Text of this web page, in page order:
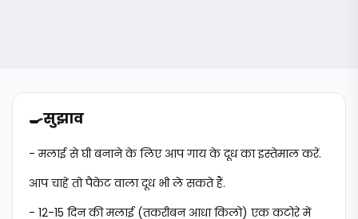
🍳सुझाव
- मलाई से घी बनाने के लिए आप गाय के दूध का इस्तेमाल करें.
आप चाहें तो पैकेट वाला दूध भी ले सकते हैं.
- 12-15 दिन की मलाई (तकरीबन आधा किलो) एक कटोरे में